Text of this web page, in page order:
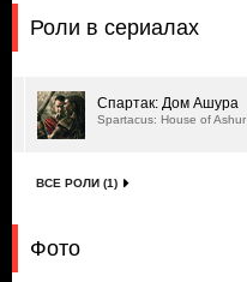
Роли в сериалах
Спартак: Дом Ашура
Spartacus: House of Ashur
ВСЕ РОЛИ (1)
Фото